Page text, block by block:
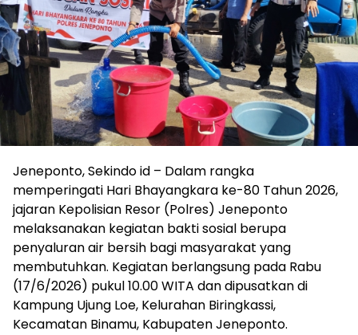
Jeneponto, Sekindo id – Dalam rangka
memperingati Hari Bhayangkara ke-80 Tahun 2026,
jajaran Kepolisian Resor (Polres) Jeneponto
melaksanakan kegiatan bakti sosial berupa
penyaluran air bersih bagi masyarakat yang
membutuhkan. Kegiatan berlangsung pada Rabu
(17/6/2026) pukul 10.00 WITA dan dipusatkan di
Kampung Ujung Loe, Kelurahan Biringkassi,
Kecamatan Binamu, Kabupaten Jeneponto.